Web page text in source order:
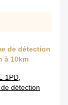
de détection
à 10km
1PD,
détection